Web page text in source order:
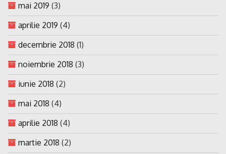
mai 2019 (3)
aprilie 2019 (4)
decembrie 2018 (1)
noiembrie 2018 (3)
iunie 2018 (2)
mai 2018 (4)
aprilie 2018 (4)
martie 2018 (2)